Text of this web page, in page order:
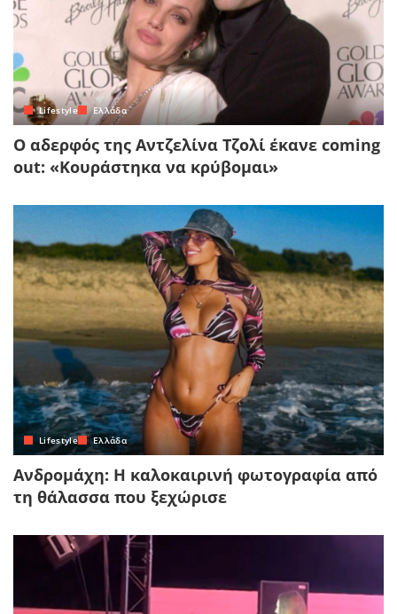
Lifestyle Ελλάδα
Ο αδερφός της Αντζελίνα Τζολί έκανε coming
out: «Κουράστηκα να κρύβομαι»
Lifestyle Ελλάδα
Ανδρομάχη: Η καλοκαιρινή φωτογραφία από
τη θάλασσα που ξεχώρισε